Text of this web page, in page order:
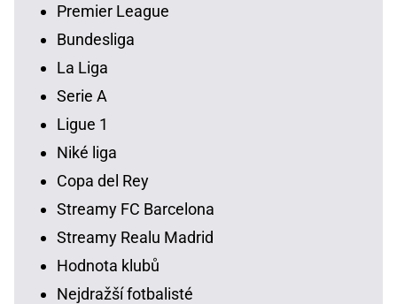
Premier League
Bundesliga
La Liga
Serie A
Ligue 1
Niké liga
Copa del Rey
Streamy FC Barcelona
Streamy Realu Madrid
Hodnota klubů
Nejdražší fotbalisté